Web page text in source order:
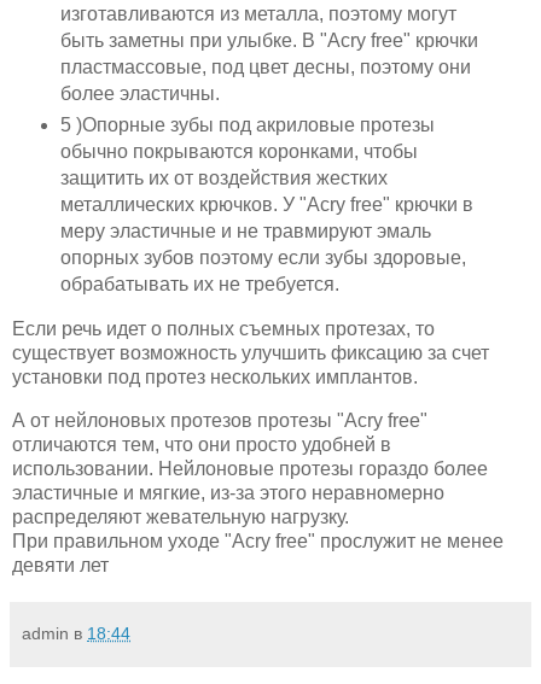
изготавливаются из металла, поэтому могут
быть заметны при улыбке. В "Acry free" крючки
пластмассовые, под цвет десны, поэтому они
более эластичны.
5 )Опорные зубы под акриловые протезы
обычно покрываются коронками, чтобы
защитить их от воздействия жестких
металлических крючков. У "Acry free" крючки в
меру эластичные и не травмируют эмаль
опорных зубов поэтому если зубы здоровые,
обрабатывать их не требуется.
Если речь идет о полных съемных протезах, то
существует возможность улучшить фиксацию за счет
установки под протез нескольких имплантов.
А от нейлоновых протезов протезы "Acry free"
отличаются тем, что они просто удобней в
использовании. Нейлоновые протезы гораздо более
эластичные и мягкие, из-за этого неравномерно
распределяют жевательную нагрузку.
При правильном уходе "Acry free" прослужит не менее
девяти лет
admin в 18:44